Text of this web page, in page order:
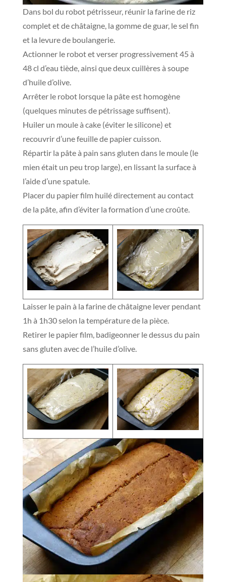
Dans bol du robot pétrisseur, réunir la farine de riz
complet et de châtaigne, la gomme de guar, le sel fin
et la levure de boulangerie.
Actionner le robot et verser progressivement 45 à
48 cl d’eau tiède, ainsi que deux cuillères à soupe
d’huile d’olive.
Arrêter le robot lorsque la pâte est homogène
(quelques minutes de pétrissage suffisent).
Huiler un moule à cake (éviter le silicone) et
recouvrir d’une feuille de papier cuisson.
Répartir la pâte à pain sans gluten dans le moule (le
mien était un peu trop large), en lissant la surface à
l’aide d’une spatule.
Placer du papier film huilé directement au contact
de la pâte, afin d’éviter la formation d’une croûte.
Laisser le pain à la farine de châtaigne lever pendant
1h à 1h30 selon la température de la pièce.
Retirer le papier film, badigeonner le dessus du pain
sans gluten avec de l’huile d’olive.